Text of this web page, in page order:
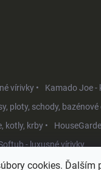
cookies. Ďalším
vírivky •
Kamado Joe -
ploty, schody, bazénové
kotly, krby •
- luxusné vírivky